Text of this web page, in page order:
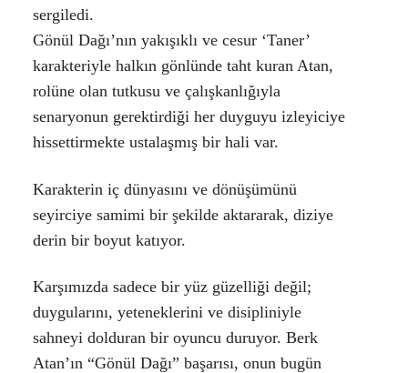
sergiledi.
Gönül Dağı’nın yakışıklı ve cesur ‘Taner’
karakteriyle halkın gönlünde taht kuran Atan,
rolüne olan tutkusu ve çalışkanlığıyla
senaryonun gerektirdiği her duyguyu izleyiciye
hissettirmekte ustalaşmış bir hali var.
Karakterin iç dünyasını ve dönüşümünü
seyirciye samimi bir şekilde aktararak, diziye
derin bir boyut katıyor.
Karşımızda sadece bir yüz güzelliği değil;
duygularını, yeteneklerini ve disipliniyle
sahneyi dolduran bir oyuncu duruyor. Berk
Atan’ın “Gönül Dağı” başarısı, onun bugün